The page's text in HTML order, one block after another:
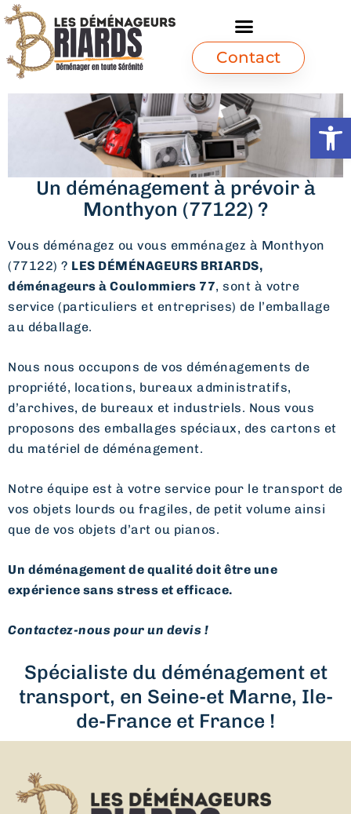
Ouvrir
Contact
Un déménagement à prévoir à
Monthyon (77122) ?
Vous déménagez ou vous emménagez à Monthyon
(77122) ? LES DÉMÉNAGEURS BRIARDS,
déménageurs à Coulommiers 77, sont à votre
service (particuliers et entreprises) de l’emballage
au déballage.
Nous nous occupons de vos déménagements de
propriété, locations, bureaux administratifs,
d’archives, de bureaux et industriels. Nous vous
proposons des emballages spéciaux, des cartons et
du matériel de déménagement.
Notre équipe est à votre service pour le transport de
vos objets lourds ou fragiles, de petit volume ainsi
que de vos objets d’art ou pianos.
Un déménagement de qualité doit être une
expérience sans stress et efficace.
Contactez-nous pour un devis !
Spécialiste du déménagement et
transport, en Seine-et Marne, Ile-
de-France et France !